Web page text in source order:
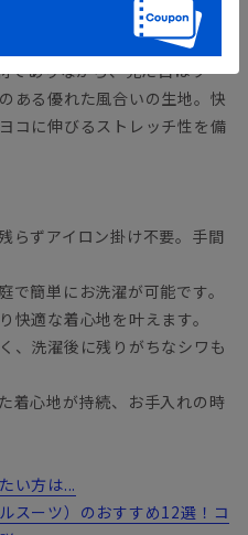
でありながら、見た目はウー
ある優れた風合いの生地。快
コに伸びるストレッチ性を備
らずアイロン掛け不要。手間
で簡単にお洗濯が可能です。
快適な着心地を叶えます。
、洗濯後に残りがちなシワも
着心地が持続、お手入れの時
い方は...
スーツ）のおすすめ12選！コ